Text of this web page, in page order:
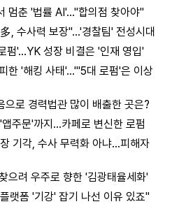
멈춘 '법률 AI'…"합의점 찾아야"
, 수사력 보장"…'경찰팀' 전성시대
펌'…YK 성장 비결은 '인재 영입'
한 '해킹 사태'…"'5대 로펌'은 이상
로 경력법관 많이 배출한 곳은?
주문'까지…카페로 변신한 로펌
기각, 수사 무력화 아냐…피해자
으려 우주로 향한 '김광태율세화'
랫폼 '기강' 잡기 나선 이유 있죠"